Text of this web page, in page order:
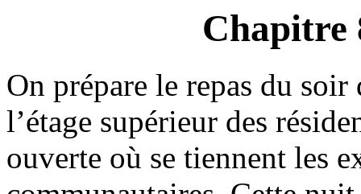
Chapitre
On prépare le repas du
l’étage supérieur des
ouverte où se tiennent les